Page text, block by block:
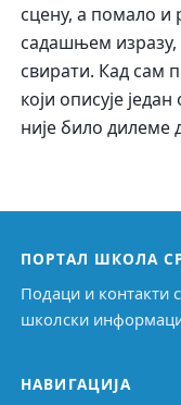
сцену, а помало и
садашњем изразу,
свирати. Кад сам
који описује
није било дилеме
ПОРТАЛ ШКОЛА
Подаци и контакти
школски
НАВИГАЦИЈА